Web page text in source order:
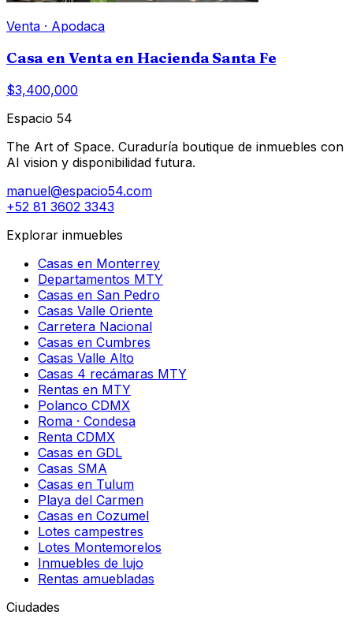
Venta · Apodaca
Casa en Venta en Hacienda Santa Fe
$3,400,000
Espacio 54
The Art of Space. Curaduría boutique de inmuebles con
AI vision y disponibilidad futura.
manuel@espacio54.com
+52 81 3602 3343
Explorar inmuebles
Casas en Monterrey
Departamentos MTY
Casas en San Pedro
Casas Valle Oriente
Carretera Nacional
Casas en Cumbres
Casas Valle Alto
Casas 4 recámaras MTY
Rentas en MTY
Polanco CDMX
Roma · Condesa
Renta CDMX
Casas en GDL
Casas SMA
Casas en Tulum
Playa del Carmen
Casas en Cozumel
Lotes campestres
Lotes Montemorelos
Inmuebles de lujo
Rentas amuebladas
Ciudades